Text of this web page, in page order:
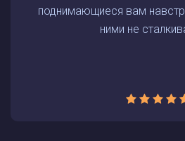
поднимающиеся вам
ними не